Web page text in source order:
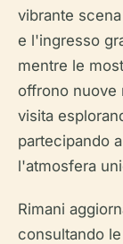
vibrante
e l'ingresso
mentre le
offrono nuove
visita
partecipando
l'atmosfera
Rimani
consultando